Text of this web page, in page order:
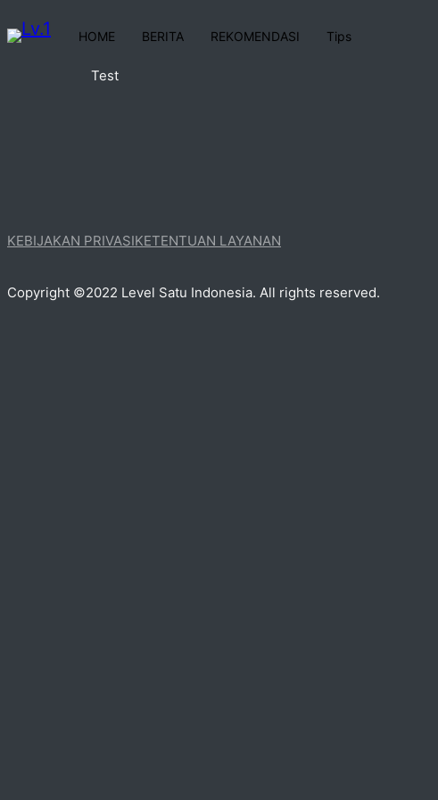
HOME BERITA REKOMENDASI Tips
Test
KEBIJAKAN PRIVASIKETENTUAN LAYANAN
Copyright ©2022 Level Satu Indonesia. All rights reserved.